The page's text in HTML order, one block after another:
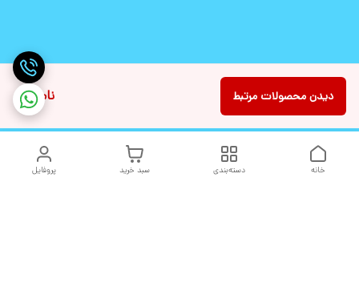
ناموجود دیدن محصولات مرتبط
پروفایل سبد خرید دسته‌بندی خانه